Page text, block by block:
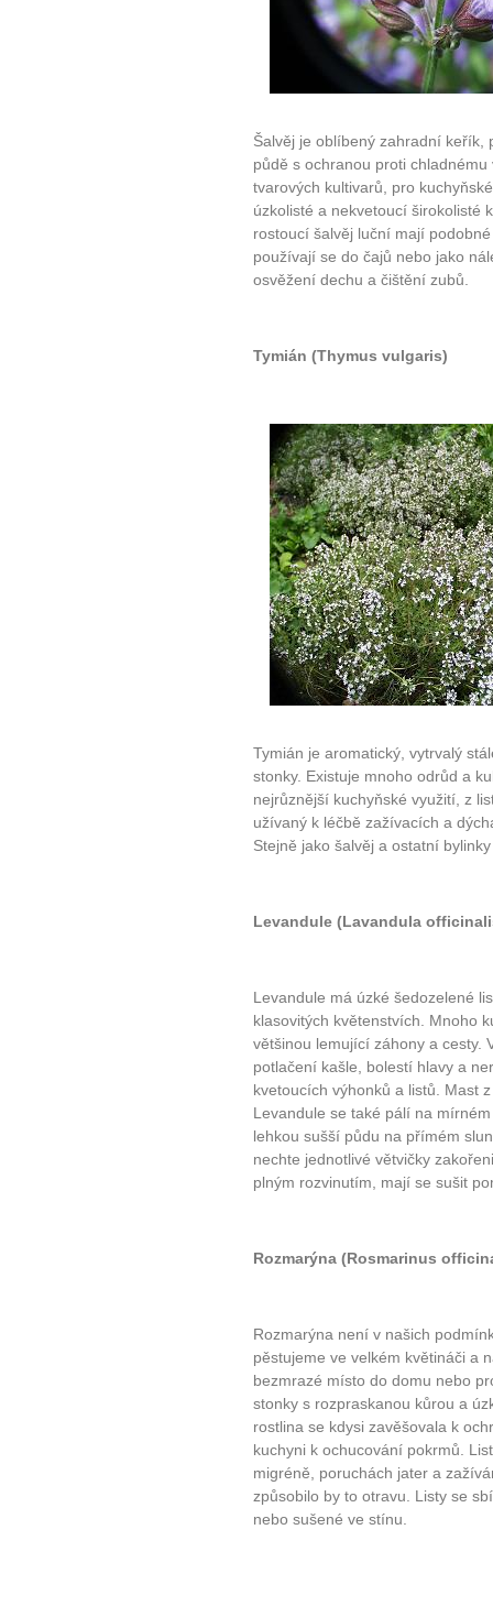
...
Máte pocit, že jste unaveni
Jak mít více energie
Jak vnést do života
Jak být šťastnější
Šalvěj je oblíbený zahradní keřík,
půdě s ochranou proti
tvarových kultivarů, pro
úzkolisté a nekvetoucí širokolisté
rostoucí šalvěj luční mají
používají se do čajů nebo jako
osvěžení dechu a čištění zubů.
Tymián (Thymus vulgaris)
Tymián je aromatický, vytrvalý
stonky. Existuje mnoho odrůd a
nejrůznější kuchyňské využití, z
užívaný k léčbě zažívacích a
Stejně jako šalvěj a ostatní
Levandule (Lavandula
Levandule má úzké šedozelené
klasovitých květenstvích. Mnoho
většinou lemující záhony a cesty.
potlačení kašle, bolestí hlavy a
kvetoucích výhonků a listů. Mast
Levandule se také pálí na
lehkou sušší půdu na přímém
nechte jednotlivé větvičky
plným rozvinutím, mají se sušit
Rozmarýna (Rosmarinus
Rozmarýna není v našich
pěstujeme ve velkém květináči a
bezmrazé místo do domu nebo
stonky s rozpraskanou kůrou a
rostlina se kdysi zavěšovala k
kuchyni k ochucování pokrmů.
migréně, poruchách jater a
způsobilo by to otravu. Listy se
nebo sušené ve stínu.